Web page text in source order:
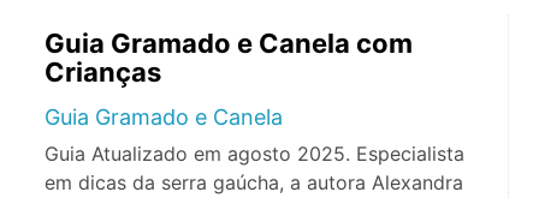
Guia Gramado e Canela com
Crianças
Guia Gramado e Canela
Guia Atualizado em agosto 2025. Especialista
em dicas da serra gaúcha, a autora Alexandra